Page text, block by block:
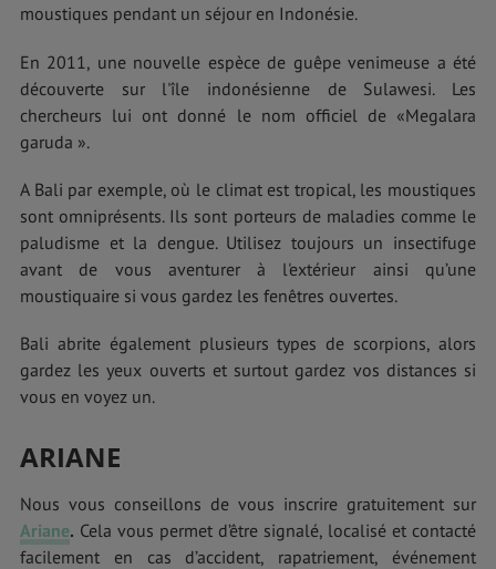
moustiques pendant un séjour en Indonésie.
En 2011, une nouvelle espèce de guêpe venimeuse a été
découverte sur l'île indonésienne de Sulawesi. Les
chercheurs lui ont donné le nom officiel de «Megalara
garuda ».
A Bali par exemple, où le climat est tropical, les moustiques
sont omniprésents. Ils sont porteurs de maladies comme le
paludisme et la dengue. Utilisez toujours un insectifuge
avant de vous aventurer à l'extérieur ainsi qu’une
moustiquaire si vous gardez les fenêtres ouvertes.
Bali abrite également plusieurs types de scorpions, alors
gardez les yeux ouverts et surtout gardez vos distances si
vous en voyez un.
ARIANE
Nous vous conseillons de vous inscrire gratuitement sur
Ariane. Cela vous permet d’être signalé, localisé et contacté
facilement en cas d’accident, rapatriement, événement